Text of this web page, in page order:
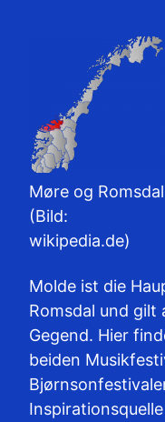
Møre og Romsdal
(Bild:
wikipedia.de)
Molde ist die
Romsdal und gilt
Gegend. Hier
beiden